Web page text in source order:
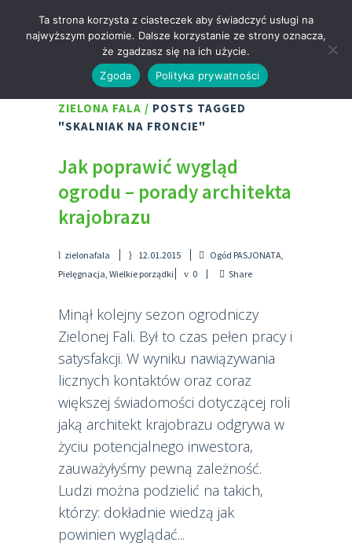
ZIELONA FALA / POSTS TAGGED
"SKALNIAK NA FRONCIE"
Jak poprawić wygląd
ogrodu – porady architekta
krajobrazu
zielonafala 12.01.2015 Ogód PASJONATA,
Pielęgnacja, Wielkie porządki 0 Share
Minął kolejny sezon ogrodniczy
Zielonej Fali. Był to czas pełen pracy i
satysfakcji. W wyniku nawiązywania
licznych kontaktów oraz coraz
większej świadomości dotyczącej roli
jaką architekt krajobrazu odgrywa w
życiu potencjalnego inwestora,
zauważyłyśmy pewną zależność.
Ludzi można podzielić na takich,
którzy: dokładnie wiedzą jak
powinien wyglądać...
Ta strona korzysta z ciasteczek aby świadczyć usługi na
najwyższym poziomie. Dalsze korzystanie ze strony oznacza,
że zgadzasz się na ich użycie.
Zgoda
Polityka prywatności